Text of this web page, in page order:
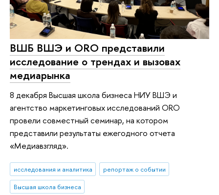
ВШБ ВШЭ и ORO представили
исследование о трендах и вызовах
медиарынка
8 декабря Высшая школа бизнеса НИУ ВШЭ и
агентство маркетинговых исследований ORO
провели совместный семинар, на котором
представили результаты ежегодного отчета
«Медиавзгляд».
исследования и аналитика
репортаж о событии
Высшая школа бизнеса